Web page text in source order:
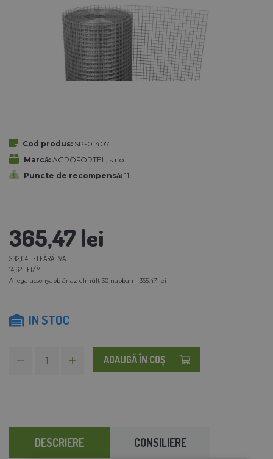
Cod produs: SP-01407
Marcă: AGROFORTEL, s.r.o.
Puncte de recompensă: 11
365,47 lei
302,04 LEI FĂRĂ TVA
14,62 LEI/M
A legalacsonyabb ár az elmúlt 30 napban - 365,47 lei
IN STOC
ADAUGĂ ÎN COŞ
DESCRIERE CONSILIERE